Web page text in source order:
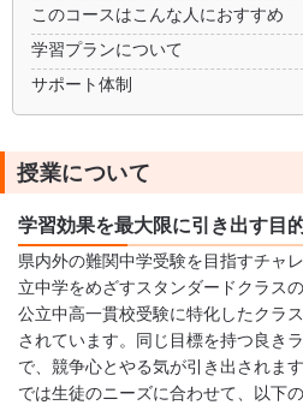
このコースはこんな人におすすめ
学習プランについて
サポート体制
授業について
学習効果を最大限に引き出す目
県内外の難関中学受験を目指すチャ
立中学をめざすスタンダードクラス
公立中高一貫校受験に特化したクラ
されています。同じ目標を持つ良き
で、競争心とやる気が引き出されま
では生徒のニーズに合わせて、以下